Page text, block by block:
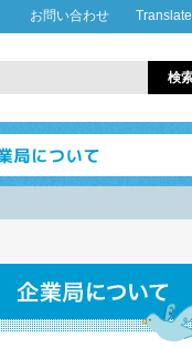
お問い合わせ Translate